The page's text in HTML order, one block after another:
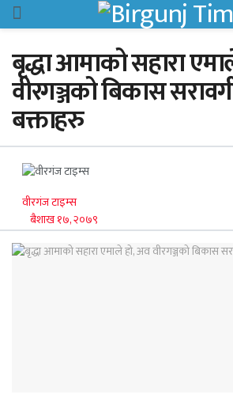
बृद्धा आमाको सहारा
वीरगञ्जको बिकास
बक्ताहरु
वीरगंज टाइम्स
बैशाख १७, २०७९